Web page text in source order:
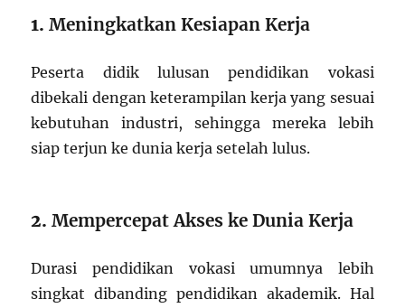
1.Meningkatkan Kesiapan Kerja
Peserta didik lulusan pendidikan vokasi
dibekali dengan keterampilan kerja yang sesuai
kebutuhan industri, sehingga mereka lebih
siap terjun ke dunia kerja setelah lulus.
2.Mempercepat Akses ke Dunia Kerja
Durasi pendidikan vokasi umumnya lebih
singkat dibanding pendidikan akademik. Hal